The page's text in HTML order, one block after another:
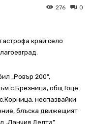
0
276
край село
„Ровър 200”,
с.Брезница, общ.Гоце
неспазвайки
блъска движещият
„Ланчия Делта”.